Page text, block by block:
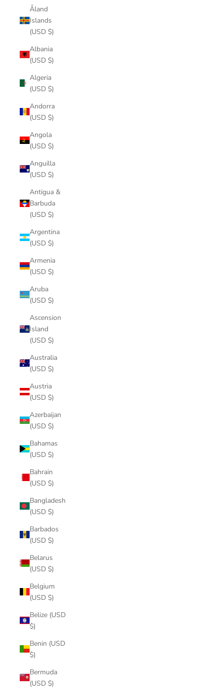
Åland
Islands
(USD $)
Albania
(USD $)
Algeria
(USD $)
Andorra
(USD $)
Angola
(USD $)
Anguilla
(USD $)
Antigua &
Barbuda
(USD $)
Argentina
(USD $)
Armenia
(USD $)
Aruba
(USD $)
Ascension
Island
(USD $)
Australia
(USD $)
Austria
(USD $)
Azerbaijan
(USD $)
Bahamas
(USD $)
Bahrain
(USD $)
Bangladesh
(USD $)
Barbados
(USD $)
Belarus
(USD $)
Belgium
(USD $)
Belize (USD
$)
Benin (USD
$)
Bermuda
(USD $)